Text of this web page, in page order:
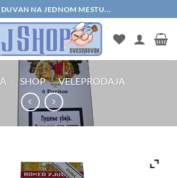
DUVAN NA JEDNOM MESTU...
/ SHOP / VELEPRODAJA